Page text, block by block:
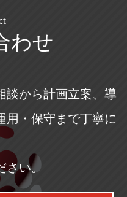
わせ
談から計画立案、導
用・保守まで丁寧に
さい。